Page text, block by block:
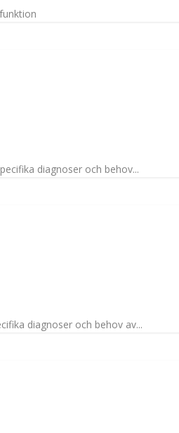
diagnoser och behov...
diagnoser och behov av...